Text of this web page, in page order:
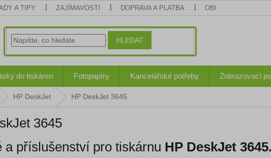
A TIPY ZAJÍMAVOSTI DOPRAVA A PLATBA OBCHODNÍ
HLEDAT
do tiskáren Fotopapíry Kancelářské potřeby Zobrazovací
HP DeskJet HP DeskJet 3645
3645
a příslušenství pro tiskárnu HP DeskJet 3645.